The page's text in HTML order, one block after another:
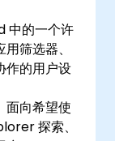
中的一个许
筛选器、
作的用户设
面向希望使
探索、